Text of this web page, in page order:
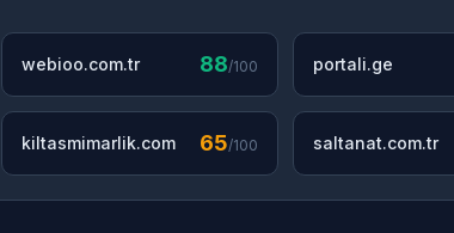
webioo.com.tr 88/100 portali.ge
kiltasmimarlik.com 65/100 saltanat.com.tr